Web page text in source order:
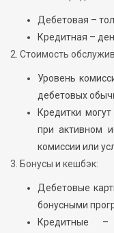
Дебетовая –
Кредитная –
2. Стоимость
Уровень
дебетовых
Кредитки
при активном
комиссии или
3. Бонусы и кешбэк:
Дебетовые
бонусными
Кредитные –